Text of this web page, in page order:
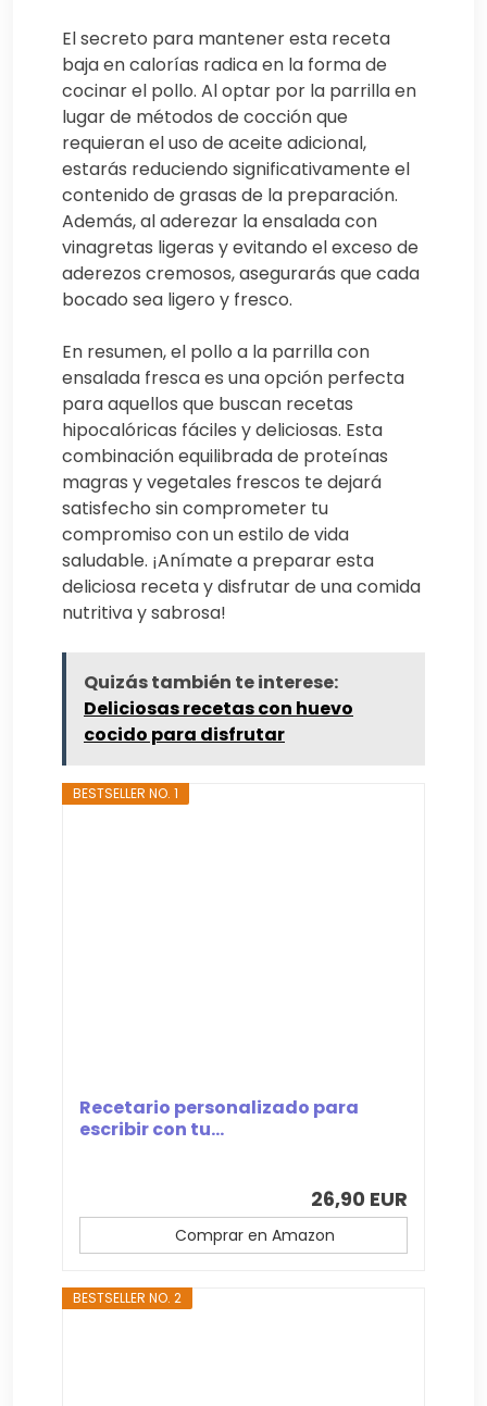
El secreto para mantener esta receta
baja en calorías radica en la forma de
cocinar el pollo. Al optar por la parrilla en
lugar de métodos de cocción que
requieran el uso de aceite adicional,
estarás reduciendo significativamente el
contenido de grasas de la preparación.
Además, al aderezar la ensalada con
vinagretas ligeras y evitando el exceso de
aderezos cremosos, asegurarás que cada
bocado sea ligero y fresco.
En resumen, el pollo a la parrilla con
ensalada fresca es una opción perfecta
para aquellos que buscan recetas
hipocalóricas fáciles y deliciosas. Esta
combinación equilibrada de proteínas
magras y vegetales frescos te dejará
satisfecho sin comprometer tu
compromiso con un estilo de vida
saludable. ¡Anímate a preparar esta
deliciosa receta y disfrutar de una comida
nutritiva y sabrosa!
Quizás también te interese:
Deliciosas recetas con huevo
cocido para disfrutar
BESTSELLER NO. 1
Recetario personalizado para
escribir con tu...
26,90 EUR
Comprar en Amazon
BESTSELLER NO. 2